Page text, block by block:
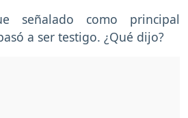
señalado como principal
a ser testigo. ¿Qué dijo?